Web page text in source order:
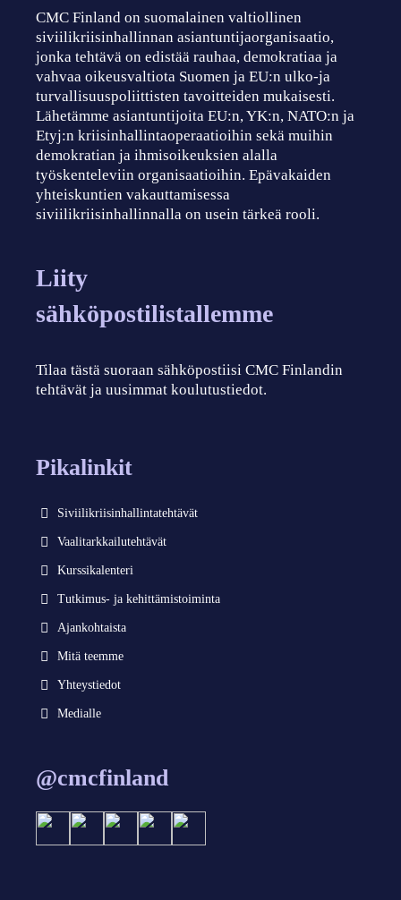
CMC Finland on suomalainen valtiollinen
siviilikriisinhallinnan asiantuntijaorganisaatio,
jonka tehtävä on edistää rauhaa, demokratiaa ja
vahvaa oikeusvaltiota Suomen ja EU:n ulko-ja
turvallisuuspoliittisten tavoitteiden mukaisesti.
Lähetämme asiantuntijoita EU:n, YK:n, NATO:n ja
Etyj:n kriisinhallintaoperaatioihin sekä muihin
demokratian ja ihmisoikeuksien alalla
työskenteleviin organisaatioihin. Epävakaiden
yhteiskuntien vakauttamisessa
siviilikriisinhallinnalla on usein tärkeä rooli.
Liity
sähköpostilistallemme
Tilaa tästä suoraan sähköpostiisi CMC Finlandin
tehtävät ja uusimmat koulutustiedot.
Pikalinkit
Siviilikriisinhallintatehtävät
Vaalitarkkailutehtävät
Kurssikalenteri
Tutkimus- ja kehittämistoiminta
Ajankohtaista
Mitä teemme
Yhteystiedot
Medialle
@cmcfinland